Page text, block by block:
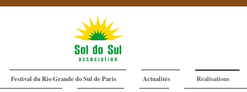
Festival du Rio Grande do Sul de Paris Actualités Réalisations